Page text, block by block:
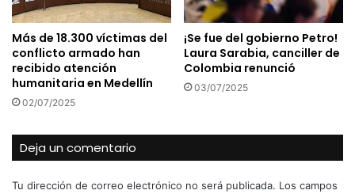
Más de 18.300 víctimas del
conflicto armado han
recibido atención
humanitaria en Medellín
02/07/2025
¡Se fue del gobierno Petro!
Laura Sarabia, canciller de
Colombia renunció
03/07/2025
Deja un comentario
Tu dirección de correo electrónico no será publicada. Los campos